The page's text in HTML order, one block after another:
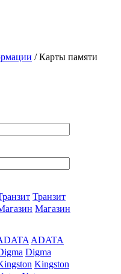
/ Карты памяти
Транзит
Магазин
ADATA
Digma
Kingston